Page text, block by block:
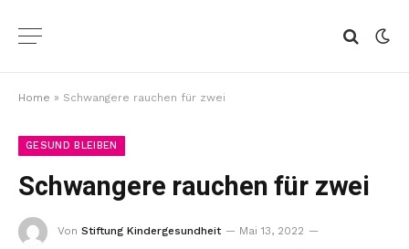
Home » Schwangere rauchen für zwei
GESUND BLEIBEN
Schwangere rauchen für zwei
Von Stiftung Kindergesundheit
Mai 13, 2022